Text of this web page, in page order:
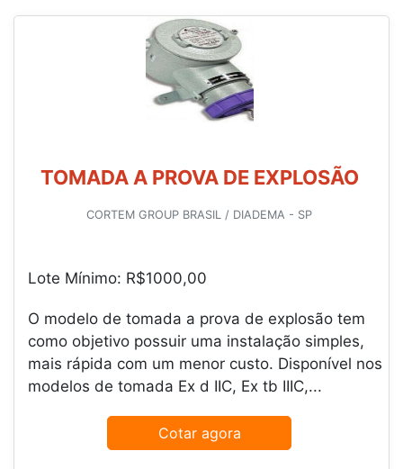
TOMADA A PROVA DE EXPLOSÃO
CORTEM GROUP BRASIL / DIADEMA - SP
Lote Mínimo: R$1000,00
O modelo de tomada a prova de explosão tem
como objetivo possuir uma instalação simples,
mais rápida com um menor custo. Disponível nos
modelos de tomada Ex d IIC, Ex tb IIIC,...
Cotar agora